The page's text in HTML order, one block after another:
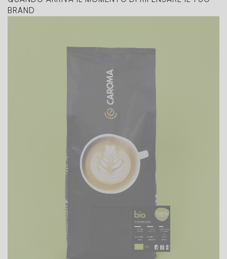
BRAND
ADS CAMPAIGN
KONVERTO – BOLZANO